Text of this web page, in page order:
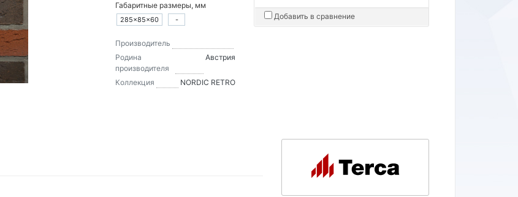
Габаритные размеры, мм
285×85×60 -
Производитель
Родина
производителя
Австрия
Коллекция NORDIC RETRO
Добавить в сравнение